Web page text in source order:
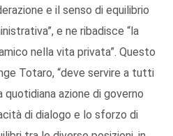
e il senso di equilibrio
e ne ribadisce “la
nella vita privata”. Questo
Totaro, “deve servire a tutti
azione di governo
di dialogo e lo sforzo di